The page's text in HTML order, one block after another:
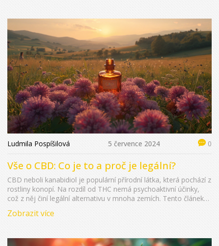
Ludmila Pospíšilová 5 července 2024 0
Vše o CBD: Co je to a proč je legální?
CBD neboli kanabidiol je populární přírodní látka, která pochází z
rostliny konopí. Na rozdíl od THC nemá psychoaktivní účinky,
což z něj činí legální alternativu v mnoha zemích. Tento článek
potenciální zdravotní výhody. Také se podíváme na tipy a
Zobrazit více